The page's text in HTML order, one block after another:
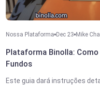
Nossa Plataforma Dec 23 Mike
Plataforma Binolla:
Fundos
Este guia dará instruções